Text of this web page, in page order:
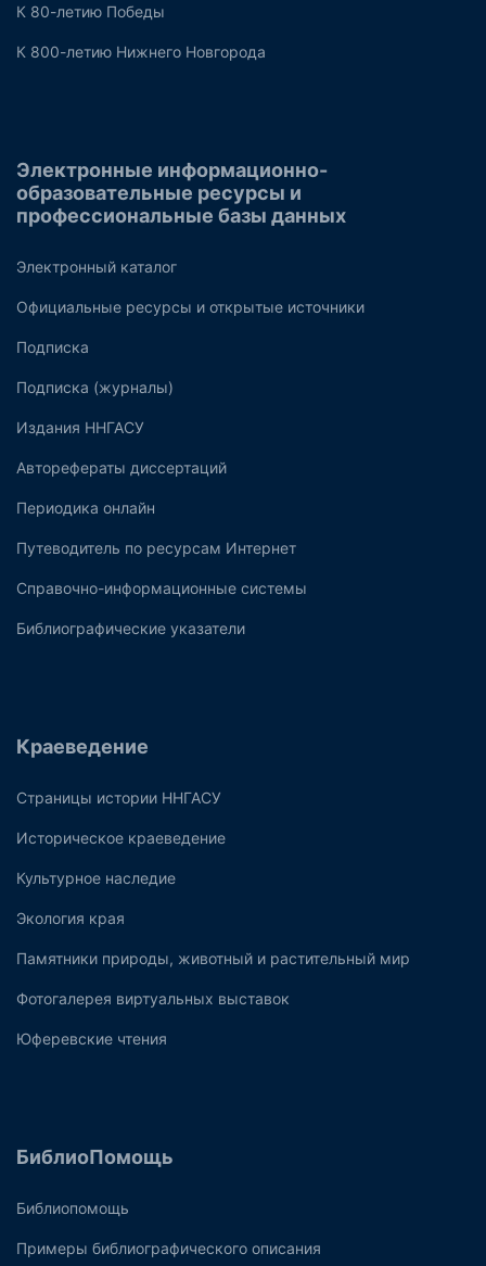
К 80-летию Победы
К 800-летию Нижнего Новгорода
Электронные информационно-
образовательные ресурсы и
профессиональные базы данных
Электронный каталог
Официальные ресурсы и открытые источники
Подписка
Подписка (журналы)
Издания ННГАСУ
Авторефераты диссертаций
Периодика онлайн
Путеводитель по ресурсам Интернет
Справочно-информационные системы
Библиографические указатели
Краеведение
Страницы истории ННГАСУ
Историческое краеведение
Культурное наследие
Экология края
Памятники природы, животный и растительный мир
Фотогалерея виртуальных выставок
Юферевские чтения
БиблиоПомощь
Библиопомощь
Примеры библиографического описания